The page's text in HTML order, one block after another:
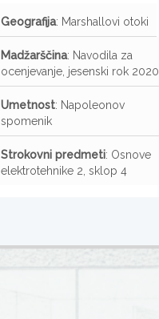
Geografija: Marshallovi otoki
Madžarščina: Navodila za
ocenjevanje, jesenski rok 2020
Umetnost: Napoleonov
spomenik
Strokovni predmeti: Osnove
elektrotehnike 2, sklop 4